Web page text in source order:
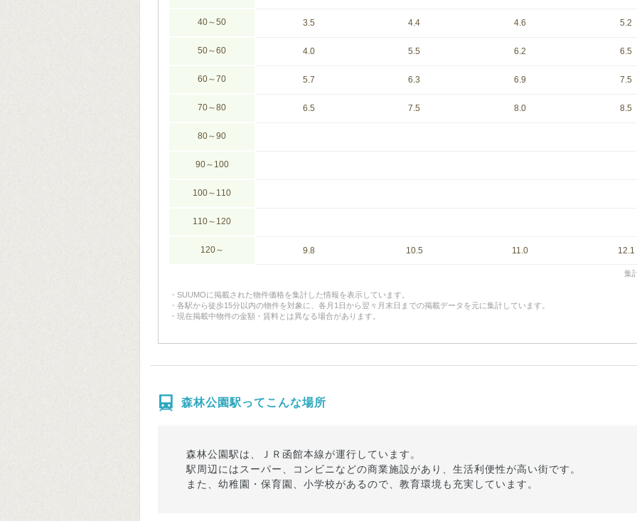
40～50 3.5 4.4 4.6 5.2
50～60 4.0 5.5 6.2 6.5
60～70 5.7 6.3 6.9 7.5
70～80 6.5 7.5 8.0 8.5
80～90
90～100
100～110
110～120
120～ 9.8 10.5 11.0 12.1
集
SUUMOに掲載された物件価格を集計した情報を表示しています。
各駅から徒歩15分以内の物件を対象に、各月1日から翌々月末日までの掲載データを元に集計しています。
現在掲載中物件の金額・賃料とは異なる場合があります。
森林公園駅ってこんな場所
森林公園駅は、ＪＲ函館本線が運行しています。
駅周辺にはスーパー、コンビニなどの商業施設があり、生活利便性が高い街です。
また、幼稚園・保育園、小学校があるので、教育環境も充実しています。